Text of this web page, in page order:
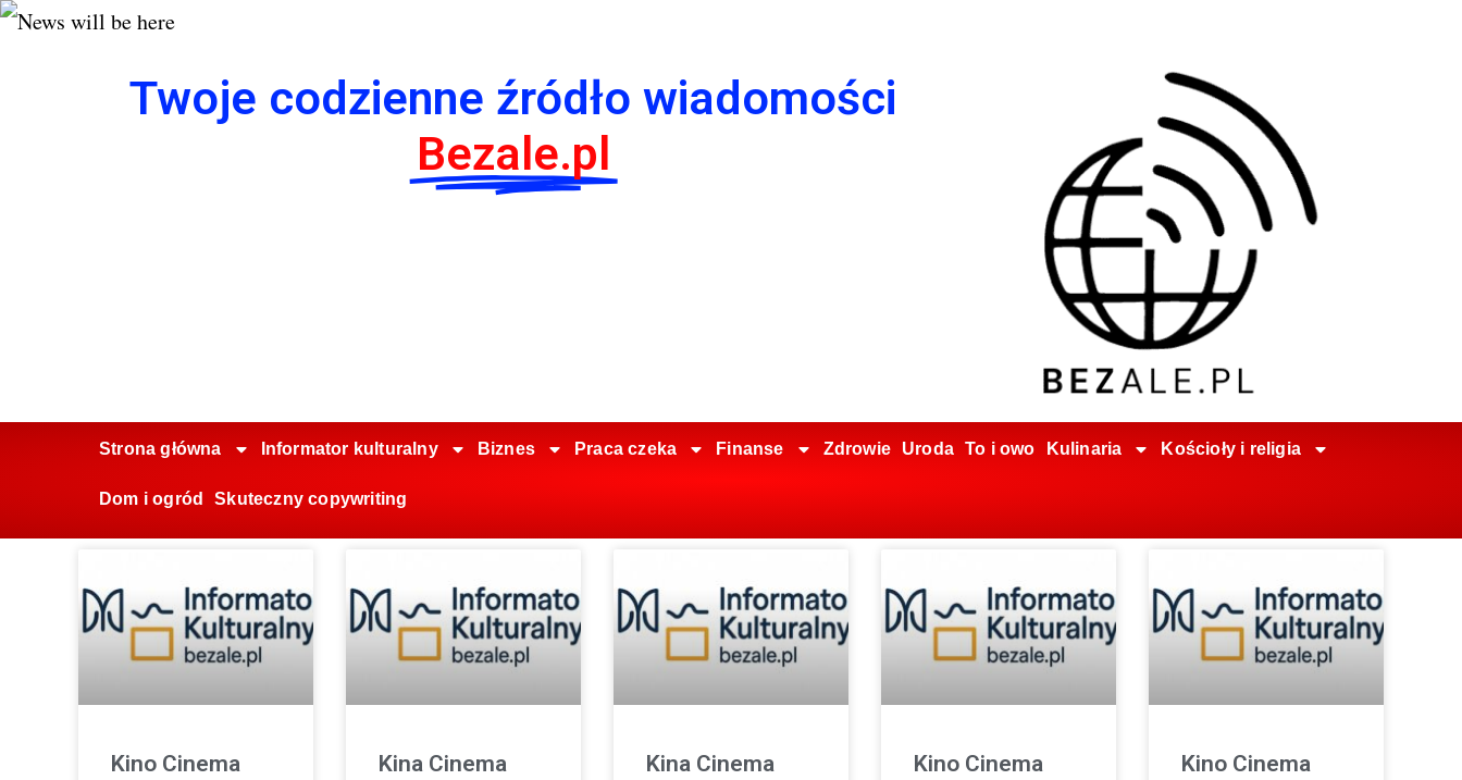
Twoje codzienne źródło wiadomości
Bezale.pl
Strona główna Informator kulturalny Biznes Praca czeka Finanse Zdrowie Uroda To i owo Kulinaria Kościoły i religia
Dom i ogród Skuteczny copywriting
Kino Cinema
Kina Cinema
Kina Cinema
Kino Cinema
Kino Cinema